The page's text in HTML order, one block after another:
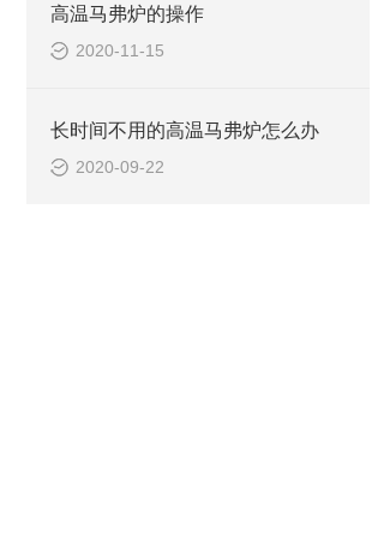
高温马弗炉的操作
2020-11-15
长时间不用的高温马弗炉怎么办
2020-09-22